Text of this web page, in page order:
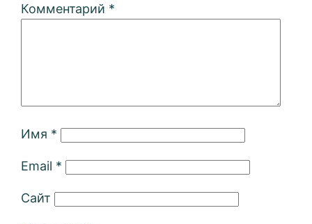
Комментарий *
Имя *
Email *
Сайт